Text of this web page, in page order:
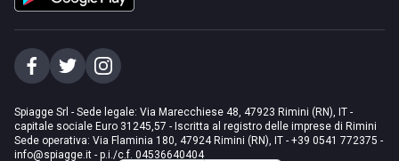
Spiagge Srl - Sede legale: Via Marecchiese 48, 47923 Rimini (RN), IT -
capitale sociale Euro 31245,57 - Iscritta al registro delle imprese di Rimini
Sede operativa: Via Flaminia 180, 47924 Rimini (RN), IT - +39 0541 772375 -
info@spiagge.it - p.i./c.f. 04536640404